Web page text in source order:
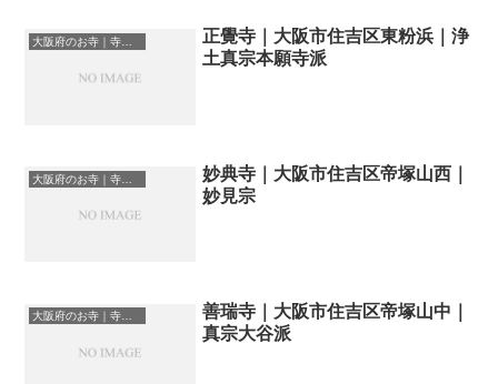
大阪府のお寺｜寺院一覧
正覺寺｜大阪市住吉区東粉浜｜浄
土真宗本願寺派
大阪府のお寺｜寺院一覧
妙典寺｜大阪市住吉区帝塚山西｜
妙見宗
大阪府のお寺｜寺院一覧
善瑞寺｜大阪市住吉区帝塚山中｜
真宗大谷派